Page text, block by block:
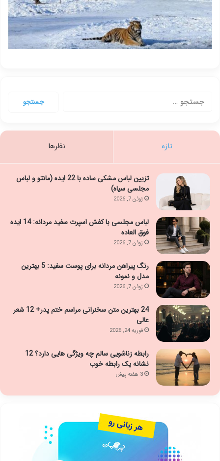
تازه نظرها
تزیین لباس مشکی ساده با 22 ایده (مانتو و لباس
مجلسی سیاه)
ژوئن 7, 2026
لباس مجلسی با کفش اسپرت سفید مردانه: 14 ایده
فوق العاده
ژوئن 7, 2026
رنگ پیراهن مردانه برای پوست سفید: 5 بهترین
مدل و نمونه
ژوئن 7, 2026
24 بهترین متن سخنرانی مراسم ختم پدر+ 12 شعر
عالی
فوریه 24, 2026
رابطه زناشویی سالم چه ویژگی هایی دارد؟ 12
نشانه یک رابطه خوب
3 هفته پیش